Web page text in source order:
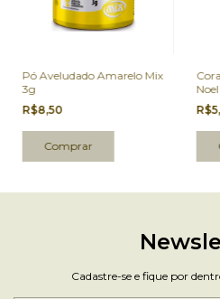
Pó Aveludado Amarelo Mix
3g
R$8,50
Cadastre-se e fique por